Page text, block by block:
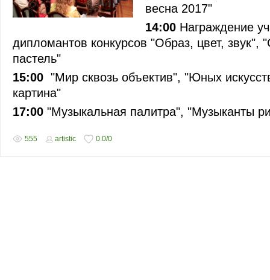
весна 2017"
14:00 Награждение
дипломантов конкурсов "Образ, цвет, звук",
пастель"
15:00 "Мир сквозь объектив", "Юных
картина"
17:00 "Музыкальная палитра", "Музыканты
555 artistic 0.0/0